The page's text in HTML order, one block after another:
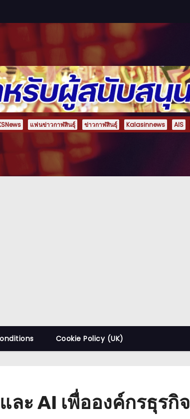
แฟนข่าวกาฬสินธุ์ ข่าวกาฬสินธุ์ Kalasinnews AIS
Cookie Policy (UK)
ะ AI เพื่อองค์กรธุรกิจ